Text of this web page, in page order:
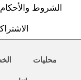
الشروط والأحكام
محليات